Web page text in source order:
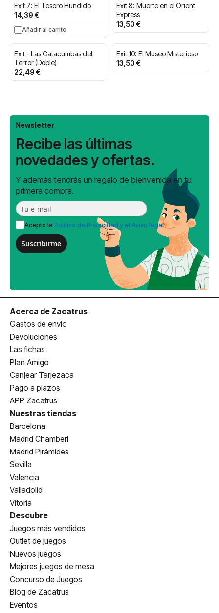
Exit 7: El Tesoro Hundido
14,39 €
Añadir al carrito
Exit 8: Muerte en el Orient
Express
13,50 €
Exit - Las Catacumbas del
Terror (Doble)
22,49 €
Exit 10: El Museo Misterioso
13,50 €
Newsletter
Recibe las últimas
novedades y ofertas.
Y además tendrás un regalo de bienvenida en tu
primera compra.
Acepto la Política de Privacidad y el Aviso legal
Suscribirme
Acerca de Zacatrus
Gastos de envío
Devoluciones
Las fichas
Plan Amigo
Canjear Tarjezaca
Pago a plazos
APP Zacatrus
Nuestras tiendas
Barcelona
Madrid Chamberí
Madrid Pirámides
Sevilla
Valencia
Valladolid
Vitoria
Descubre
Juegos más vendidos
Outlet de juegos
Nuevos juegos
Mejores juegos de mesa
Concurso de Juegos
Blog de Zacatrus
Eventos